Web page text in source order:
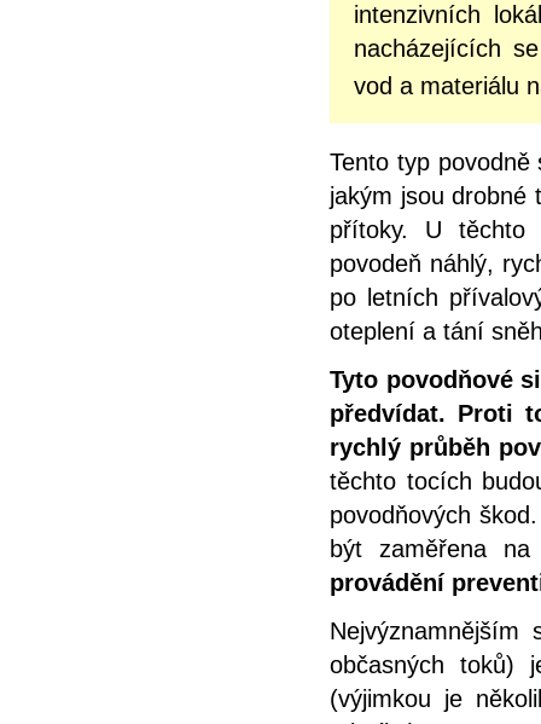
intenzivních
nacházejících
vod a materiálu
Tento typ
jakým jsou drobné
přítoky. U těchto
povodeň náhlý,
po letních
oteplení a tání
Tyto povodňové
předvídat. Proti
rychlý průběh
těchto tocích
povodňových
být zaměřena
provádění
občasných toků)
(výjimkou je